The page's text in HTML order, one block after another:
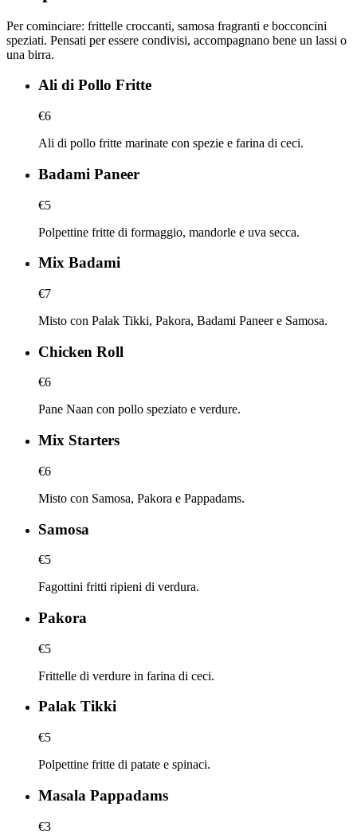
Per cominciare: frittelle croccanti, samosa fragranti e bocconcini
speziati. Pensati per essere condivisi, accompagnano bene un lassi o
una birra.
Ali di Pollo Fritte
€6
Ali di pollo fritte marinate con spezie e farina di ceci.
Badami Paneer
€5
Polpettine fritte di formaggio, mandorle e uva secca.
Mix Badami
€7
Misto con Palak Tikki, Pakora, Badami Paneer e Samosa.
Chicken Roll
€6
Pane Naan con pollo speziato e verdure.
Mix Starters
€6
Misto con Samosa, Pakora e Pappadams.
Samosa
€5
Fagottini fritti ripieni di verdura.
Pakora
€5
Frittelle di verdure in farina di ceci.
Palak Tikki
€5
Polpettine fritte di patate e spinaci.
Masala Pappadams
€3